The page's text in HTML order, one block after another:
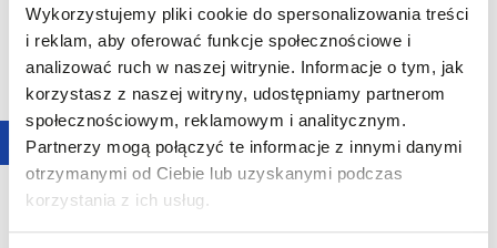
Wykorzystujemy pliki cookie do spersonalizowania treści
i reklam, aby oferować funkcje społecznościowe i
analizować ruch w naszej witrynie. Informacje o tym, jak
korzystasz z naszej witryny, udostępniamy partnerom
społecznościowym, reklamowym i analitycznym.
Partnerzy mogą połączyć te informacje z innymi danymi
otrzymanymi od Ciebie lub uzyskanymi podczas
korzystania z ich usług.
Najniższa cena z 30 dni przed
obniżką: 649,00 zł -30,8%
Cena regularna
: 649,00 zł
Najniższa cena z 30 dni przed
obniżką: 749,00 zł -30,7 %
Cena regularna
749,00 zł 30,7